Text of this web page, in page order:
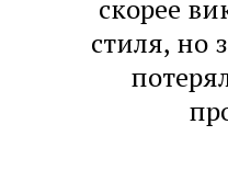
скорее
стиля, но